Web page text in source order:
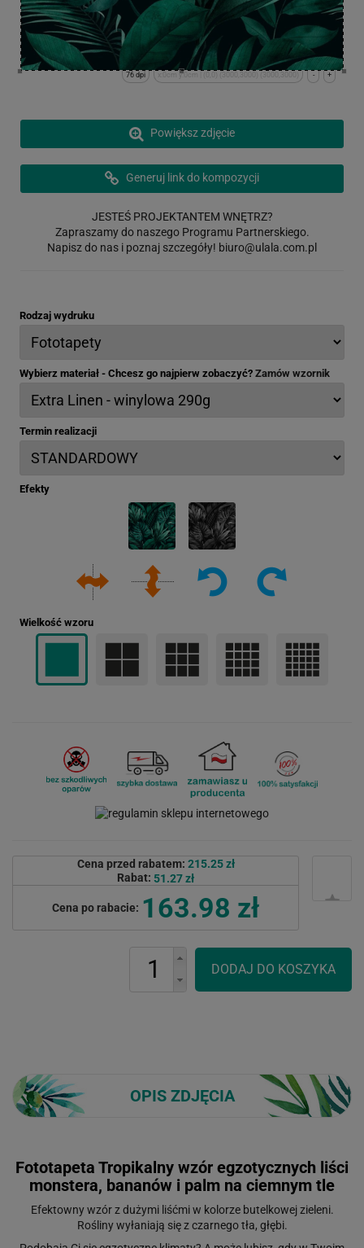
+
-
x:0cm y:0cm | (0,0) (3000,3000) (3000,3000)
76 dpi
Powiększ zdjęcie
Generuj link do kompozycji
JESTEŚ PROJEKTANTEM WNĘTRZ?
Zapraszamy do naszego Programu Partnerskiego.
Napisz do nas i poznaj szczegóły! biuro@ulala.com.pl
Rodzaj wydruku
Wybierz materiał - Chcesz go najpierw zobaczyć? Zamów wzornik
Termin realizacji
Efekty
Wielkość wzoru
Cena przed rabatem: 215.25 zł
Rabat: 51.27 zł
Cena po rabacie: 163.98 zł
OPIS ZDJĘCIA
Fototapeta Tropikalny wzór egzotycznych liści
monstera, bananów i palm na ciemnym tle
Efektowny wzór z dużymi liśćmi w kolorze butelkowej zieleni.
Rośliny wyłaniają się z czarnego tła, głębi.